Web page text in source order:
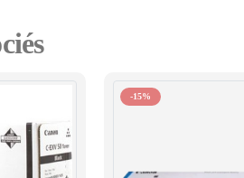
-15%